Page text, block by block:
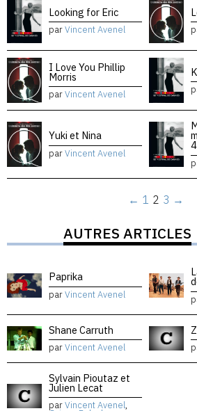
Looking for Eric
parVincent Avenel
I Love You Phillip
Morris
parVincent Avenel
Yuki et Nina
parVincent Avenel
← 1 2 3 →
AUTRES ARTICLES
Paprika
parVincent Avenel
Shane Carruth
parVincent Avenel
Sylvain Pioutaz et
Julien Lecat
parVincent Avenel,